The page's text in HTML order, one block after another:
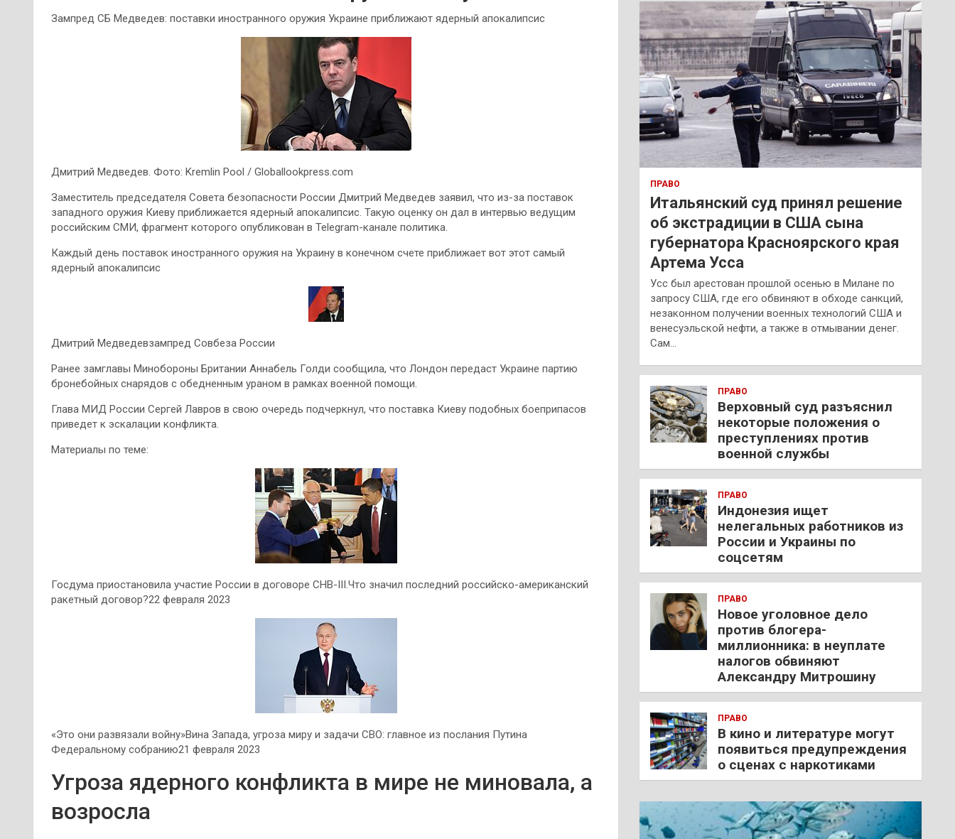
Зампред СБ Медведев: поставки иностранного оружия Украине приближают ядерный апокалипсис
Дмитрий Медведев. Фото: Kremlin Pool / Globallookpress.com
Заместитель председателя Совета безопасности России Дмитрий Медведев заявил, что из-за поставок
западного оружия Киеву приближается ядерный апокалипсис. Такую оценку он дал в интервью ведущим
российским СМИ, фрагмент которого опубликован в Telegram-канале политика.
Каждый день поставок иностранного оружия на Украину в конечном счете приближает вот этот самый
ядерный апокалипсис
Дмитрий Медведевзампред Совбеза России
Ранее замглавы Минобороны Британии Аннабель Голди сообщила, что Лондон передаст Украине партию
бронебойных снарядов с обедненным ураном в рамках военной помощи.
Глава МИД России Сергей Лавров в свою очередь подчеркнул, что поставка Киеву подобных боеприпасов
приведет к эскалации конфликта.
Материалы по теме:
Госдума приостановила участие России в договоре СНВ-III.Что значил последний российско-американский
ракетный договор?22 февраля 2023
«Это они развязали войну»Вина Запада, угроза миру и задачи СВО: главное из послания Путина
Федеральному собранию21 февраля 2023
Угроза ядерного конфликта в мире не миновала, а
возросла
к
ПРАВО
Итальянский суд принял решение
об экстрадиции в США сына
губернатора Красноярского края
Артема Усса
Усс был арестован прошлой осенью в Милане по
запросу США, где его обвиняют в обходе санкций,
незаконном получении военных технологий США и
венесуэльской нефти, а также в отмывании денег.
Сам…
ПРАВО
Верховный суд разъяснил
некоторые положения о
преступлениях против
военной службы
ПРАВО
Индонезия ищет
нелегальных работников из
России и Украины по
соцсетям
ПРАВО
Новое уголовное дело
против блогера-
миллионника: в неуплате
налогов обвиняют
Александру Митрошину
ПРАВО
В кино и литературе могут
появиться предупреждения
о сценах с наркотиками